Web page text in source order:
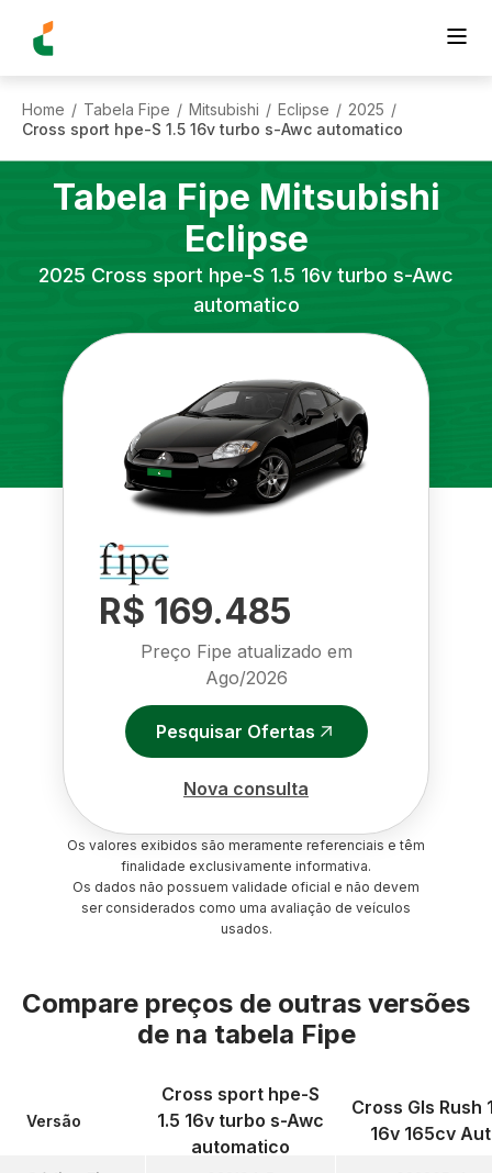
Home / Tabela Fipe / Mitsubishi / Eclipse / 2025 /
Cross sport hpe-S 1.5 16v turbo s-Awc automatico
Tabela Fipe Mitsubishi
Eclipse
2025 Cross sport hpe-S 1.5 16v turbo s-Awc
automatico
R$ 169.485
Preço Fipe atualizado em
Ago/2026
Pesquisar Ofertas
Nova consulta
Os valores exibidos são meramente referenciais e têm
finalidade exclusivamente informativa.
Os dados não possuem validade oficial e não devem
ser considerados como uma avaliação de veículos
usados.
Compare preços de outras versões
de na tabela Fipe
Versão
Cross sport hpe-S
1.5 16v turbo s-Awc
automatico
Cross Gls Rush
16v 165cv Aut